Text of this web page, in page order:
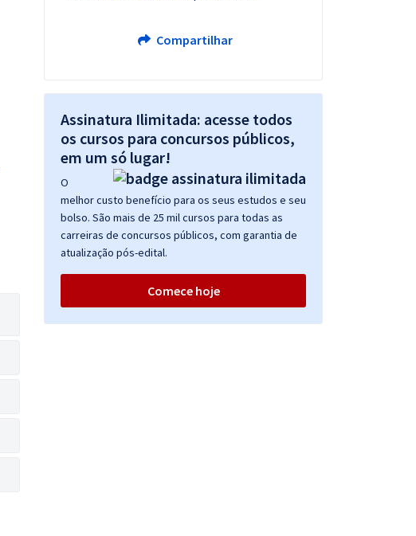
Compartilhar
Assinatura Ilimitada: acesse todos
os cursos para concursos públicos,
em um só lugar!
O
melhor custo benefício para os seus estudos e seu
bolso. São mais de 25 mil cursos para todas as
carreiras de concursos públicos, com garantia de
atualização pós-edital.
Comece hoje